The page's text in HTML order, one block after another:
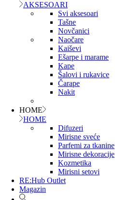
AKSESOARI
Svi aksesoari
Tašne
Novčanici
Naočare
Kaiševi
Ešarpe i marame
Kape
Šalovi i rukavice
Čarape
Nakit
HOME
HOME
Difuzeri
Mirisne sveće
Parfemi za tkanine
Mirisne dekoracije
Kozmetika
Mirisni setovi
RE:Hub Outlet
Magazin